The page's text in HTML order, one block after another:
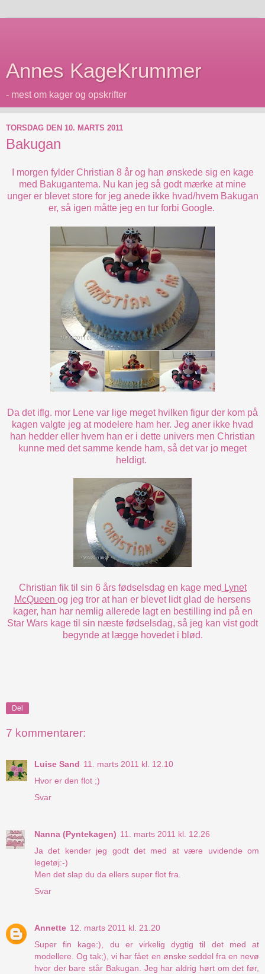
Annes KageKrummer
- mest om kager og opskrifter
TORSDAG DEN 10. MARTS 2011
Bakugan
I morgen fylder Christian 8 år og han ønskede sig en kage
med Bakugantema. Nu kan jeg så godt mærke at mine
unger er blevet store for jeg anede ikke hvad/hvem Bakugan
er, så igen måtte jeg en tur forbi Google.
Da det iflg. mor Lene var lige meget hvilken figur der kom på
kagen valgte jeg at modelere ham her. Jeg aner ikke hvad
han hedder eller hvem han er i dette univers men Christian
kunne med det samme kende ham, så det var jo meget
heldigt.
Christian fik til sin 6 års fødselsdag en kage med Lynet
McQueen og jeg tror at han er blevet lidt glad de hersens
kager, han har nemlig allerede lagt en bestilling ind på en
Star Wars kage til sin næste fødselsdag, så jeg kan vist godt
begynde at lægge hovedet i blød.
Del
7 kommentarer:
Luise Sand 11. marts 2011 kl. 12.10
Hvor er den flot ;)
Svar
Nanna (Pyntekagen) 11. marts 2011 kl. 12.26
Ja det kender jeg godt det med at være uvidende om
legetøj:-)
Men det slap du da ellers super flot fra.
Svar
Annette 12. marts 2011 kl. 21.20
Super fin kage:), du er virkelig dygtig til det med at
modellere. Og tak;), vi har fået en ønske seddel fra en nevø
hvor der bare står Bakugan. Jeg har aldrig hørt om det før,